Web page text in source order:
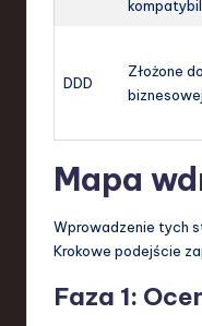
DDD
Złożone
biznesowej
Mapa
Wprowadzenie tych
Krokowe podejście
Faza 1: